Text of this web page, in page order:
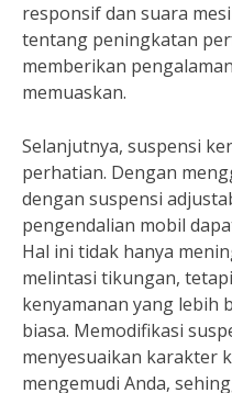
responsif dan suara
tentang peningkatan
memberikan
memuaskan.
Selanjutnya, suspensi
perhatian. Dengan
dengan suspensi
pengendalian mobil
Hal ini tidak hanya
melintasi tikungan,
kenyamanan yang lebih
biasa. Memodifikasi
menyesuaikan karakter
mengemudi Anda,